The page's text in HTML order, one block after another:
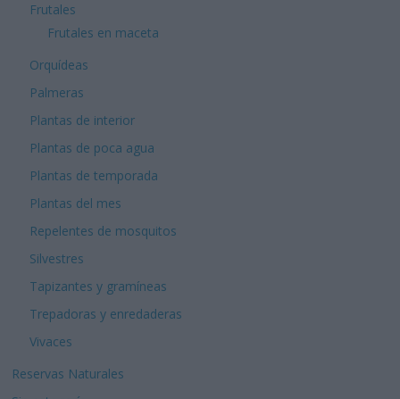
Frutales
Frutales en maceta
Orquídeas
Palmeras
Plantas de interior
Plantas de poca agua
Plantas de temporada
Plantas del mes
Repelentes de mosquitos
Silvestres
Tapizantes y gramíneas
Trepadoras y enredaderas
Vivaces
Reservas Naturales